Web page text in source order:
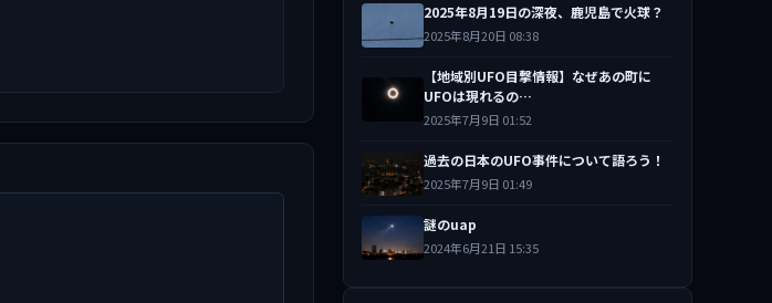
2025年8月19日の深夜、鹿児島で火球？
2025年8月20日 08:38
【地域別UFO目撃情報】なぜあの町に
UFOは現れるの…
2025年7月9日 01:52
過去の日本のUFO事件について語ろう！
2025年7月9日 01:49
謎のuap
2024年6月21日 15:35